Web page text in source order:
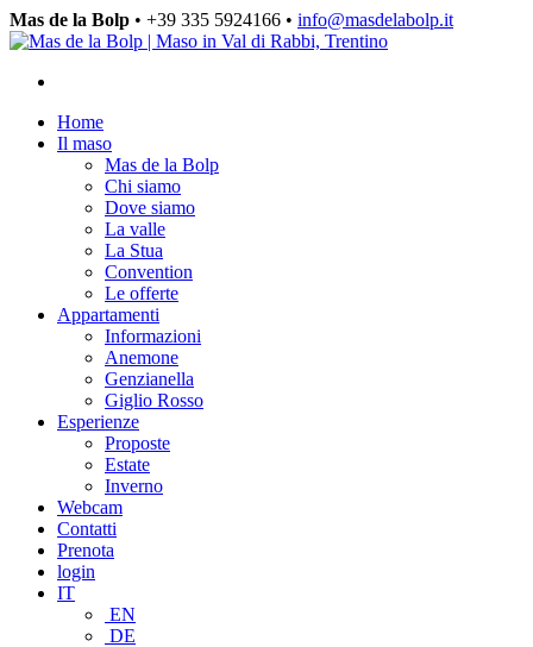
Mas de la Bolp • +39 335 5924166 • info@masdelabolp.it
Home
Il maso
Mas de la Bolp
Chi siamo
Dove siamo
La valle
La Stua
Convention
Le offerte
Appartamenti
Informazioni
Anemone
Genzianella
Giglio Rosso
Esperienze
Proposte
Estate
Inverno
Webcam
Contatti
Prenota
login
IT
EN
DE